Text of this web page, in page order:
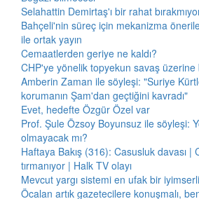
Selahattin Demirtaş'ı bir rahat
Bahçeli'nin süreç için mekanizma
ile ortak yayın
Cemaatlerden geriye ne kaldı?
CHP'ye yönelik topyekun savaş üzerine
Amberin Zaman ile söyleşi: "Suriye
korumanın Şam'dan geçtiğini kavradı"
Evet, hedefte Özgür Özel var
Prof. Şule Özsoy Boyunsuz ile söyleşi:
olmayacak mı?
Haftaya Bakış (316): Casusluk davası |
tırmanıyor | Halk TV olayı
Mevcut yargı sistemi en ufak bir
Öcalan artık gazetecilere konuşmalı,